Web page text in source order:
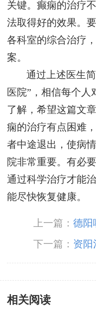
关键。癫痫的治疗
法取得好的效果。
各科室的综合治疗
案。
通过上述医生
医院”，相信每个
了解，希望这篇文
痫的治疗有点困难
者中途退出，使病
院非常重要。有必
通过科学治疗才能
能尽快恢复健康。
上一篇：德阳
下一篇： 资阳
相关阅读